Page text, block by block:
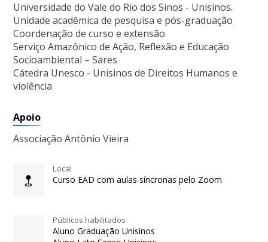
Universidade do Vale do Rio dos Sinos - Unisinos.
Unidade acadêmica de pesquisa e pós-graduação
Coordenação de curso e extensão
Serviço Amazônico de Ação, Reflexão e Educação
Socioambiental – Sares
Cátedra Unesco - Unisinos de Direitos Humanos e
violência
Apoio
Associação Antônio Vieira
Local
Curso EAD com aulas síncronas pelo Zoom
Públicos habilitados
Aluno Graduação Unisinos